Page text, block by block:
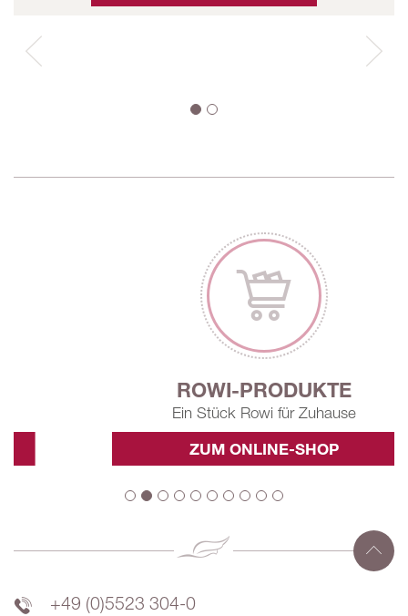
ROWI-PRODUKTE
Ein Stück Rowi für Zuhause
ZUM ONLINE-SHOP
+49 (0)5523 304-0